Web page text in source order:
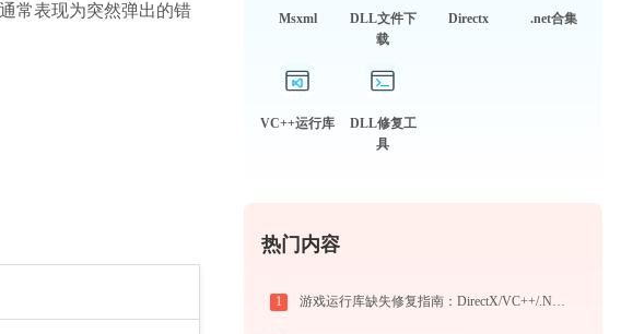
常表现为突然弹出的错
Msxml
DLL文件下
载
Directx .net合集
VC++运行库
DLL修复工
具
热门内容
1 游戏运行库缺失修复指南：DirectX/VC++/.NET一键补齐解决闪退报错